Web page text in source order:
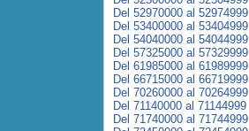
Del 52970000 al 52974999
Del 53400000 al 53404999
Del 54040000 al 54044999
Del 57325000 al 57329999
Del 61985000 al 61989999
Del 66715000 al 66719999
Del 70260000 al 70264999
Del 71140000 al 71144999
Del 71740000 al 71744999